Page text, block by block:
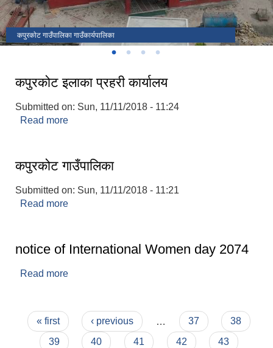
कपुरकाेट गाउँपालिका गाउँकार्यपालिका
कपुरकोट इलाका प्रहरी कार्यालय
Submitted on: Sun, 11/11/2018 - 11:24
Read more
कपुरकोट गाउँपालिका
Submitted on: Sun, 11/11/2018 - 11:21
Read more
notice of International Women day 2074
Read more
Pages
« first ‹ previous 37
38
39
40 41 42
43